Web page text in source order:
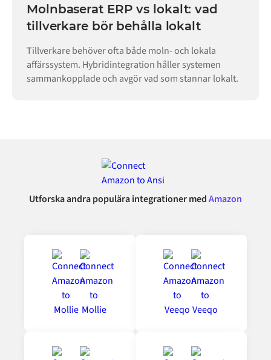
Molnbaserat ERP vs lokalt: vad
tillverkare bör behålla lokalt
Tillverkare behöver ofta både moln- och lokala
affärssystem. Hybridintegration håller systemen
sammankopplade och avgör vad som stannar lokalt.
Utforska andra populära integrationer medAmazon